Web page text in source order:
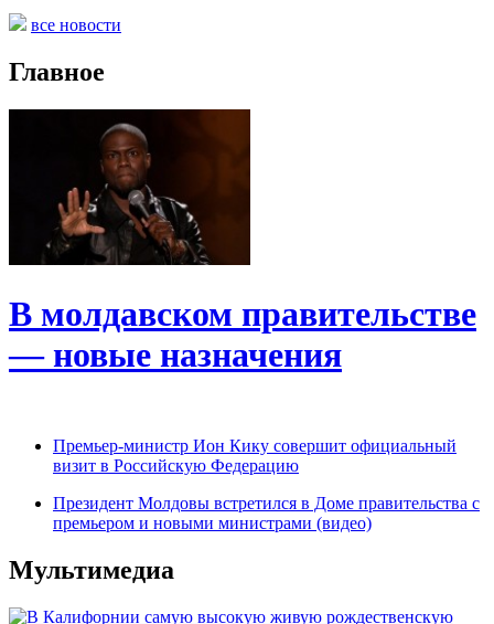
все новости
Главное
В молдавском правительстве
— новые назначения
Премьер-министр Ион Кику совершит официальный
визит в Российскую Федерацию
Президент Молдовы встретился в Доме правительства с
премьером и новыми министрами (видео)
Мультимедиа